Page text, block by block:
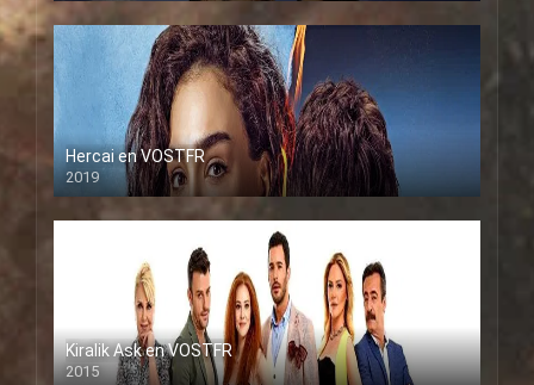
Hercai en VOSTFR
2019
Kiralik Ask en VOSTFR
2015